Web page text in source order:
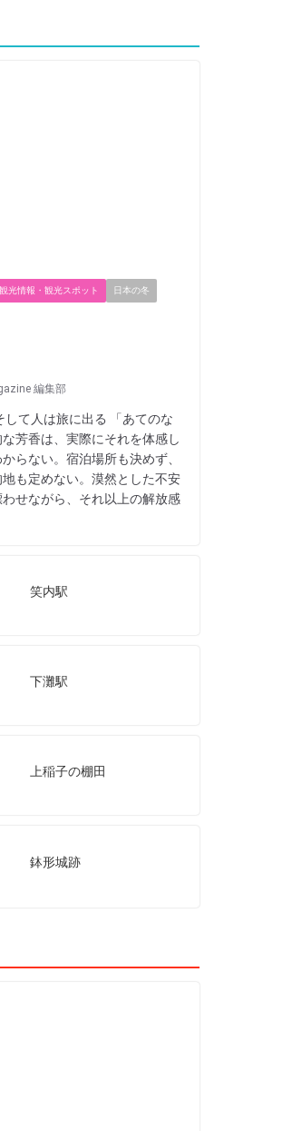
光情報・観光スポット 日本の冬
編集部
して人は旅に出る 「あてのな
芳香は、実際にそれを体感し
らない。宿泊場所も決めず、
も定めない。漠然とした不安
せながら、それ以上の解放感
笑内駅
下灘駅
上稲子の棚田
鉢形城跡